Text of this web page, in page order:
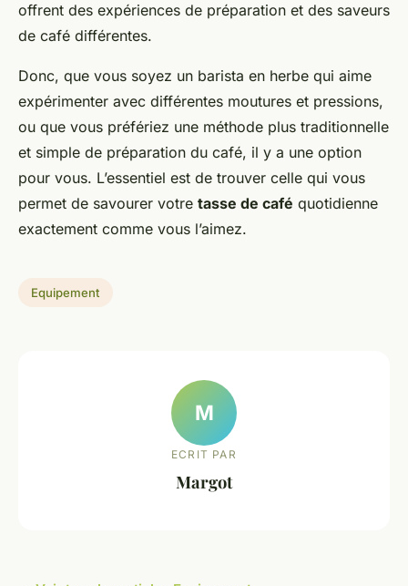
offrent des expériences de préparation et des saveurs
de café différentes.
Donc, que vous soyez un barista en herbe qui aime
expérimenter avec différentes moutures et pressions,
ou que vous préfériez une méthode plus traditionnelle
et simple de préparation du café, il y a une option
pour vous. L’essentiel est de trouver celle qui vous
permet de savourer votre tasse de café quotidienne
exactement comme vous l’aimez.
Equipement
M
ECRIT PAR
Margot